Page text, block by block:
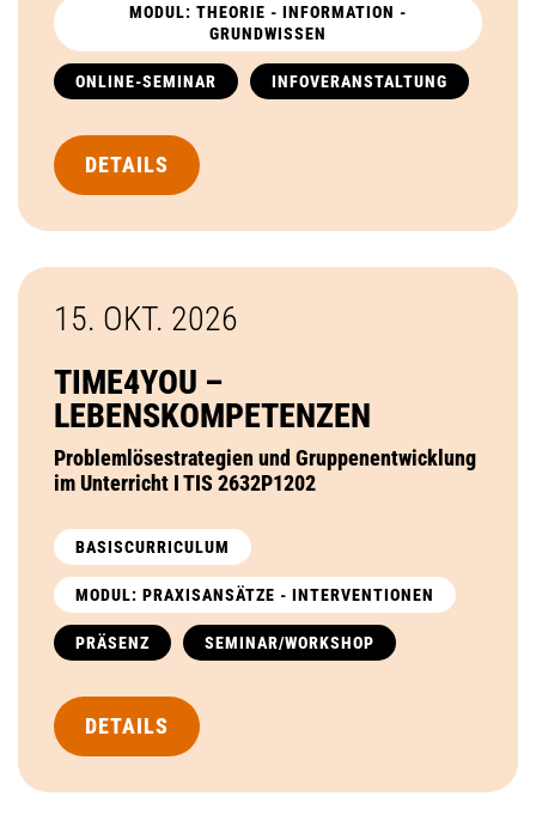
MODUL: THEORIE - INFORMATION -
GRUNDWISSEN
ONLINE-SEMINAR INFOVERANSTALTUNG
DETAILS
15. OKT. 2026
TIME4YOU –
LEBENSKOMPETENZEN
Problemlösestrategien und Gruppenentwicklung
im Unterricht I TIS 2632P1202
BASISCURRICULUM
MODUL: PRAXISANSÄTZE - INTERVENTIONEN
PRÄSENZ SEMINAR/WORKSHOP
DETAILS